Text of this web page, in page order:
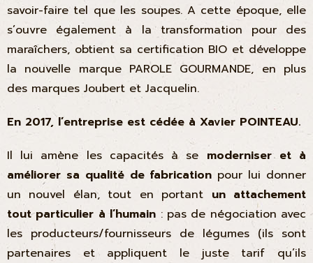
savoir-faire tel que les soupes. A cette époque, elle
s’ouvre également à la transformation pour des
maraîchers, obtient sa certification BIO et développe
la nouvelle marque PAROLE GOURMANDE, en plus
des marques Joubert et Jacquelin.
En 2017, l’entreprise est cédée à Xavier POINTEAU.
Il lui amène les capacités à se moderniser et à
améliorer sa qualité de fabrication pour lui donner
un nouvel élan, tout en portant un attachement
tout particulier à l’humain : pas de négociation avec
les producteurs/fournisseurs de légumes (ils sont
partenaires et appliquent le juste tarif qu’ils